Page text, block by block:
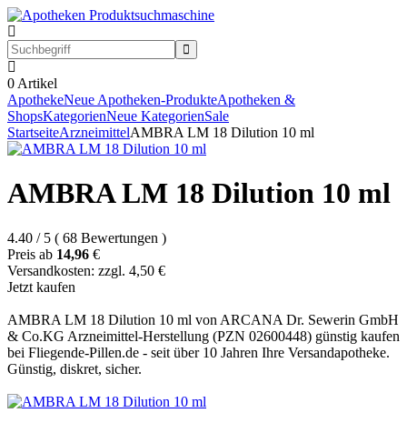
0 Artikel
ApothekeNeue Apotheken-ProdukteApotheken &
ShopsKategorienNeue KategorienSale
StartseiteArzneimittelAMBRA LM 18 Dilution 10 ml
AMBRA LM 18 Dilution 10 ml
4.40 / 5 ( 68 Bewertungen )
Preis ab 14,96 €
Versandkosten: zzgl. 4,50 €
Jetzt kaufen
AMBRA LM 18 Dilution 10 ml von ARCANA Dr. Sewerin GmbH
& Co.KG Arzneimittel-Herstellung (PZN 02600448) günstig kaufen
bei Fliegende-Pillen.de - seit über 10 Jahren Ihre Versandapotheke.
Günstig, diskret, sicher.